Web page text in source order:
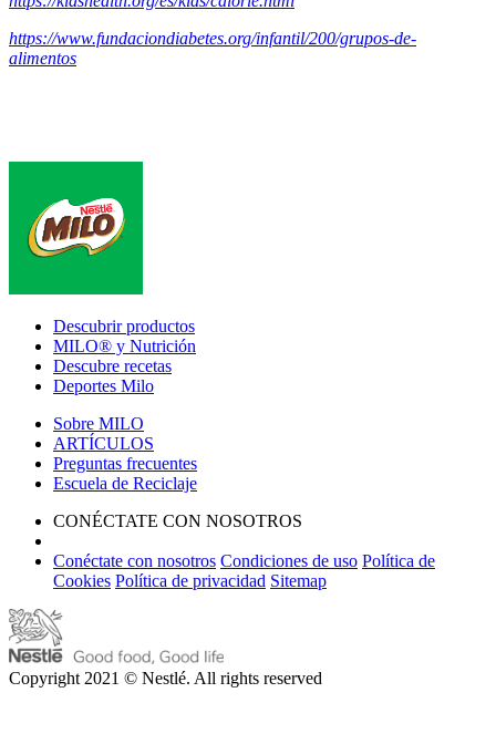
https://www.fundaciondiabetes.org/infantil/200/grupos-de-
alimentos
Footer
Descubrir productos
MILO® y Nutrición
Descubre recetas
Deportes Milo
Sobre MILO
ARTÍCULOS
Preguntas frecuentes
Escuela de Reciclaje
CONÉCTATE CON NOSOTROS
Conéctate con nosotros Condiciones de uso Política de
Cookies Política de privacidad Sitemap
Copyright 2021 © Nestlé. All rights reserved